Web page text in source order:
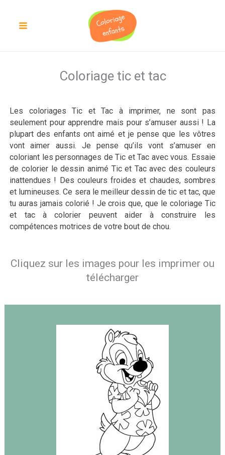
contenu
Coloriage tic et tac
Les coloriages Tic et Tac à imprimer, ne sont pas
seulement pour apprendre mais pour s’amuser aussi ! La
plupart des enfants ont aimé et je pense que les vôtres
vont aimer aussi. Je pense qu’ils vont s’amuser en
coloriant les personnages de Tic et Tac avec vous. Essaie
de colorier le dessin animé Tic et Tac avec des couleurs
inattendues ! Des couleurs froides et chaudes, sombres
et lumineuses. Ce sera le meilleur dessin de tic et tac, que
tu auras jamais colorié ! Je crois que, que le coloriage Tic
et tac à colorier peuvent aider à construire les
compétences motrices de votre bout de chou.
Cliquez sur les images pour les imprimer ou
télécharger